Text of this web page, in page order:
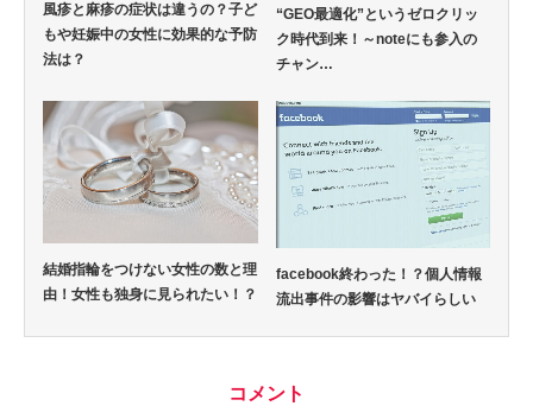
風疹と麻疹の症状は違うの？子ど
もや妊娠中の女性に効果的な予防
法は？
“GEO最適化”というゼロクリッ
ク時代到来！～noteにも参入の
チャン…
結婚指輪をつけない女性の数と理
由！女性も独身に見られたい！？
facebook終わった！？個人情報
流出事件の影響はヤバイらしい
コメント